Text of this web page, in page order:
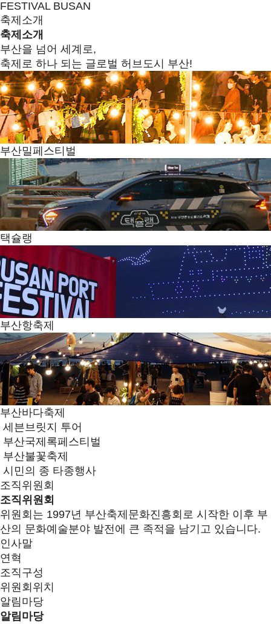
FESTIVAL BUSAN
축제소개
축제소개
부산을 넘어 세계로,
축제로 하나 되는 글로벌 허브도시 부산!
부산밀페스티벌
택슐랭
부산항축제
부산바다축제
세븐브릿지 투어
부산국제록페스티벌
부산불꽃축제
시민의 종 타종행사
조직위원회
조직위원회
위원회는 1997년 부산축제문화진흥회로 시작한 이후 부
산의 문화예술분야 발전에 큰 족적을 남기고 있습니다.
인사말
연혁
조직구성
위원회위치
알림마당
알림마당